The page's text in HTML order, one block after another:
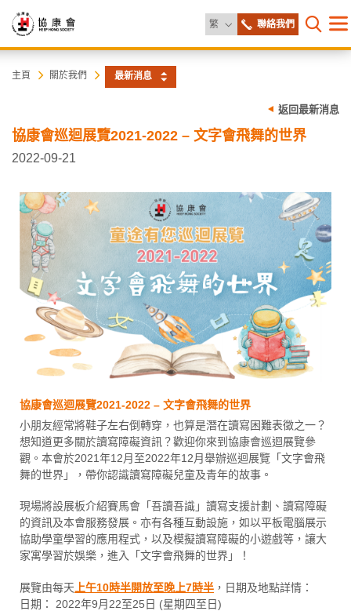
繁 更改語言聯絡我們
打開目
協
會
主頁 關於我們 最新消息
返回最新消息
協康會巡迴展覽2021-2022 – 文字會飛舞的世界
2022-09-21
協康會巡迴展覽2021-2022 – 文字會飛舞的世界
小朋友經常將鞋子左右倒轉穿，也算是潛在讀寫困難表徵之一？
想知道更多關於讀寫障礙資訊？歡迎你來到協康會巡迴展覽參
觀。本會於2021年12月至2022年12月舉辦巡迴展覽「文字會飛
舞的世界」，帶你認識讀寫障礙兒童及青年的故事。
現場將設展板介紹賽馬會「吾讀吾識」讀寫支援計劃、讀寫障礙
的資訊及本會服務發展。亦有各種互動設施，如以平板電腦展示
協助學童學習的應用程式，以及模擬讀寫障礙的小遊戲等，讓大
家寓學習於娛樂，進入「文字會飛舞的世界」！
展覽由每天 上午10時半開放至晚上7時半 ，日期及地點詳情：
日期： 2022年9月22至25日 (星期四至日)